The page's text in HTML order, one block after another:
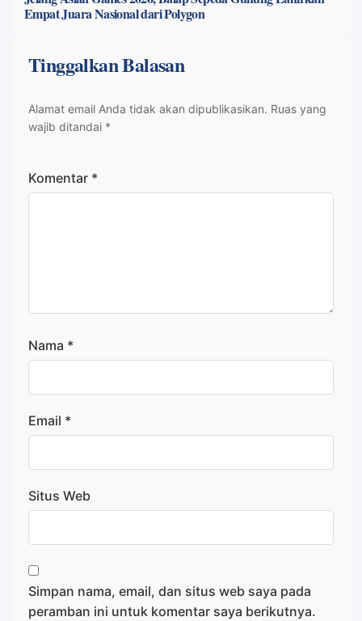
Empat Juara Nasional dari Polygon
Tinggalkan Balasan
Alamat email Anda tidak akan dipublikasikan. Ruas yang
wajib ditandai *
Komentar *
Nama *
Email *
Situs Web
Simpan nama, email, dan situs web saya pada
peramban ini untuk komentar saya berikutnya.